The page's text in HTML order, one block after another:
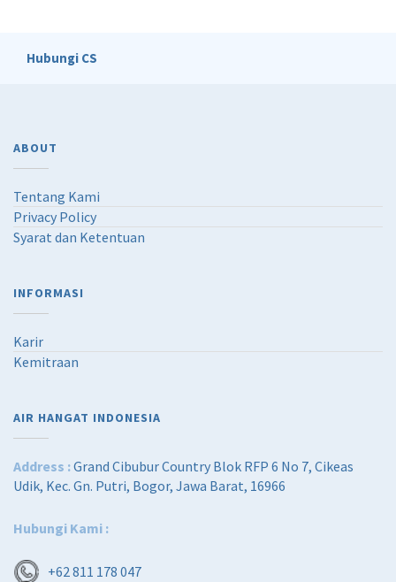
Hubungi CS
ABOUT
Tentang Kami
Privacy Policy
Syarat dan Ketentuan
INFORMASI
Karir
Kemitraan
AIR HANGAT INDONESIA
Address :Grand Cibubur Country Blok RFP 6 No 7, Cikeas
Udik, Kec. Gn. Putri, Bogor, Jawa Barat, 16966
Hubungi Kami :
+62 811 178 047